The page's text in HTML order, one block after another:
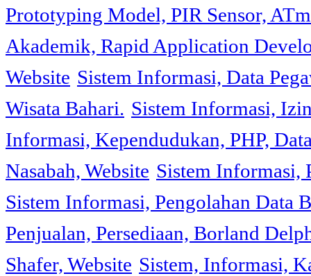
Prototyping Model, PIR Sensor,
Akademik, Rapid Application
Website Sistem Informasi, Data
Wisata Bahari. Sistem Informasi,
Informasi, Kependudukan, PHP,
Nasabah, Website Sistem Informasi,
Sistem Informasi, Pengolahan Data
Penjualan, Persediaan, Borland
Shafer, Website Sistem, Informasi,